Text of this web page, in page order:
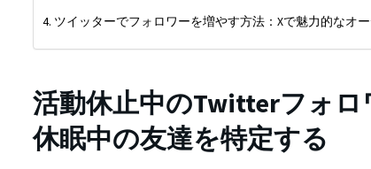
ツイッターでフォロワーを増やす方法：Xで魅力的なオ
活動休止中のTwitterフォ
休眠中の友達を特定する